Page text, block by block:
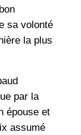
sa volonté
la plus
par la
épouse et
assumé